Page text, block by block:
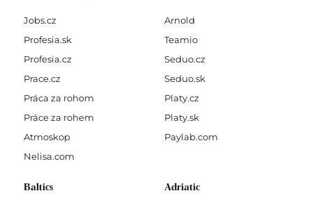
Jobs.cz
Profesia.sk
Profesia.cz
Prace.cz
Práca za rohom
Práce za rohem
Atmoskop
Nelisa.com
Arnold
Teamio
Seduo.cz
Seduo.sk
Platy.cz
Platy.sk
Paylab.com
Baltics Adriatic